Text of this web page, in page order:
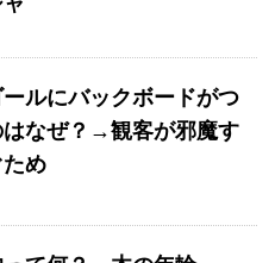
ルにバックボードがつ
はなぜ？→観客が邪魔す
め